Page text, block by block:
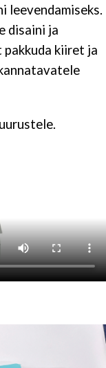
leevendamiseks.
disaini ja
kiiret ja